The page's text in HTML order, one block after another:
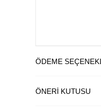
ÖDEME
ÖNERI KUTUSU